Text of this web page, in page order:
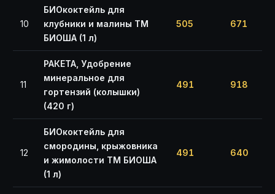
10
БИОкоктейль для
клубники и малины ТМ
БИОША (1 л)
505 671
11
РАКЕТА, Удобрение
минеральное для
гортензий (колышки)
(420 г)
491 918
12
БИОкоктейль для
смородины, крыжовника
и жимолости ТМ БИОША
(1 л)
491 640